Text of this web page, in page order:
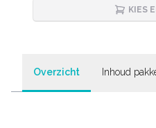
KIES
Overzicht Inhoud